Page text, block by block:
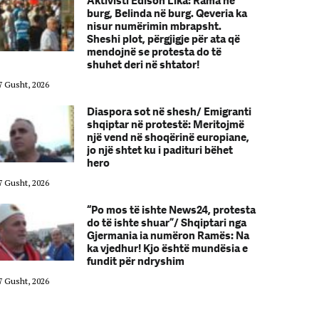
burg, Belinda në burg. Qeveria ka
nisur numërimin mbrapsht.
Sheshi plot, përgjigje për ata që
mendojnë se protesta do të
shuhet deri në shtator!
Gusht, 2026
Diaspora sot në shesh/ Emigranti
shqiptar në protestë: Meritojmë
një vend në shoqërinë europiane,
jo një shtet ku i padituri bëhet
hero
Gusht, 2026
“Po mos të ishte News24, protesta
do të ishte shuar”/ Shqiptari nga
Gjermania ia numëron Ramës: Na
ka vjedhur! Kjo është mundësia e
fundit për ndryshim
Gusht, 2026